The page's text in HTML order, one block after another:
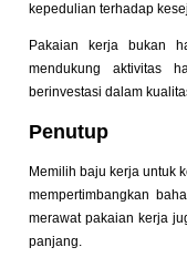
kepedulian terhadap
Pakaian kerja bukan
mendukung aktivitas
berinvestasi dalam
Penutup
Memilih baju kerja untuk
mempertimbangkan
merawat pakaian kerja
panjang.